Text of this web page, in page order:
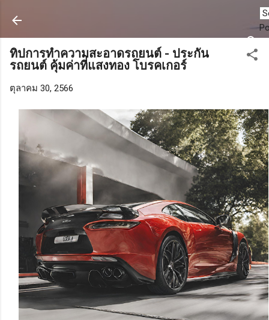
ทิปการทำความสะอาดรถยนต์ - ประกัน
รถยนต์ คุ้มค่าที่แสงทอง โบรคเกอร์
ตุลาคม 30, 2566